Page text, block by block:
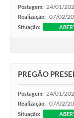
Postagem: 24/01/
Realização: 07/02/
Situação:
PREGÃO
Postagem: 24/01/
Realização: 07/02/
Situação: